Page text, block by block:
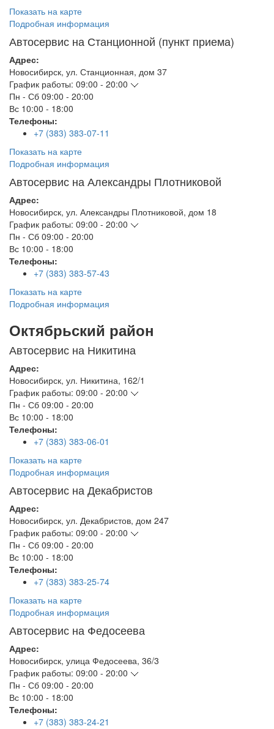
Показать на карте
Подробная информация
Автосервис на Станционной (пункт приема)
Адрес:
Новосибирск, ул. Станционная, дом 37
График работы: 09:00 - 20:00
Пн - Сб 09:00 - 20:00
Вс 10:00 - 18:00
Телефоны:
+7 (383) 383-07-11
Показать на карте
Подробная информация
Автосервис на Александры Плотниковой
Адрес:
Новосибирск, ул. Александры Плотниковой, дом 18
График работы: 09:00 - 20:00
Пн - Сб 09:00 - 20:00
Вс 10:00 - 18:00
Телефоны:
+7 (383) 383-57-43
Показать на карте
Подробная информация
Октябрьский район
Автосервис на Никитина
Адрес:
Новосибирск, ул. Никитина, 162/1
График работы: 09:00 - 20:00
Пн - Сб 09:00 - 20:00
Вс 10:00 - 18:00
Телефоны:
+7 (383) 383-06-01
Показать на карте
Подробная информация
Автосервис на Декабристов
Адрес:
Новосибирск, ул. Декабристов, дом 247
График работы: 09:00 - 20:00
Пн - Сб 09:00 - 20:00
Вс 10:00 - 18:00
Телефоны:
+7 (383) 383-25-74
Показать на карте
Подробная информация
Автосервис на Федосеева
Адрес:
Новосибирск, улица Федосеева, 36/3
График работы: 09:00 - 20:00
Пн - Сб 09:00 - 20:00
Вс 10:00 - 18:00
Телефоны:
+7 (383) 383-24-21